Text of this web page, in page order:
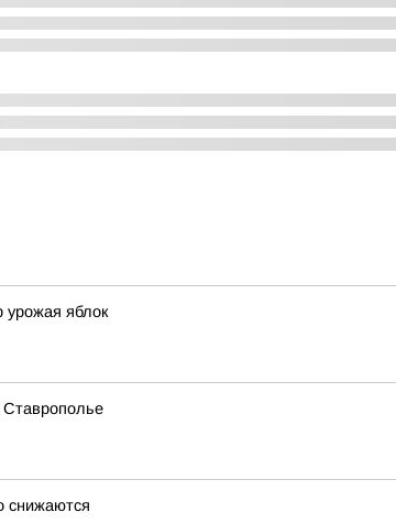
урожая яблок
снижаются